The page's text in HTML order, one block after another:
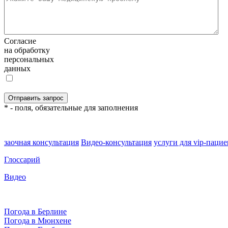
Согласие
на обработку
персональных
данных
* - поля, обязательные для заполнения
заочная консультация Видео-консультация услуги для vip-
Глоссарий
Видео
Погода в Берлине
Погода в Мюнхене